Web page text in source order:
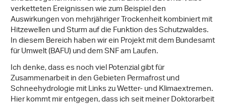
verketteten Ereignissen wie zum Beispiel den
Auswirkungen von mehrjähriger Trockenheit kombiniert mit
Hitzewellen und Sturm auf die Funktion des Schutzwaldes.
In diesem Bereich haben wir ein Projekt mit dem Bundesamt
für Umwelt (BAFU) und dem SNF am Laufen.
Ich denke, dass es noch viel Potenzial gibt für
Zusammenarbeit in den Gebieten Permafrost und
Schneehydrologie mit Links zu Wetter- und Klimaextremen.
Hier kommt mir entgegen, dass ich seit meiner Doktorarbeit